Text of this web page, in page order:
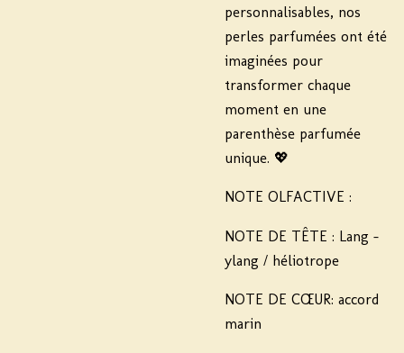
personnalisables, nos
perles parfumées ont été
imaginées pour
transformer chaque
moment en une
parenthèse parfumée
unique. 💖
NOTE OLFACTIVE :
NOTE DE TÊTE : Lang -
ylang / héliotrope
NOTE DE CŒUR: accord
marin